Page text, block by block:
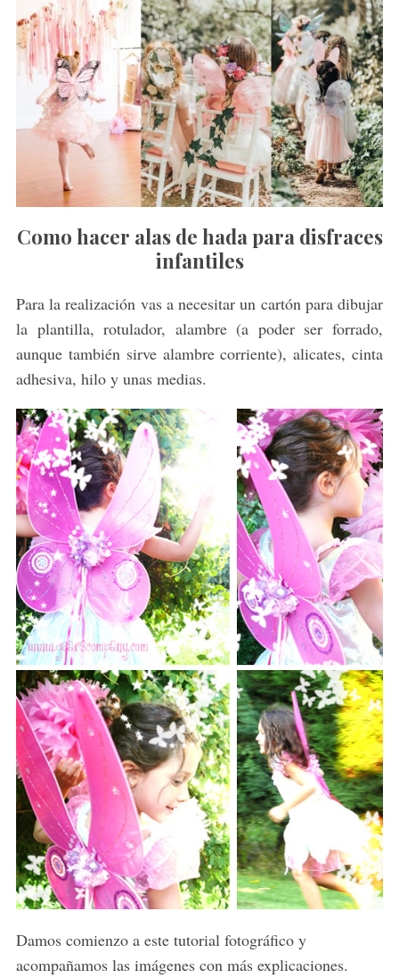
Como hacer alas de hada para disfraces
infantiles
Para la realización vas a necesitar un cartón para dibujar
la plantilla, rotulador, alambre (a poder ser forrado,
aunque también sirve alambre corriente), alicates, cinta
adhesiva, hilo y unas medias.
Damos comienzo a este tutorial fotográfico y
acompañamos las imágenes con más explicaciones.